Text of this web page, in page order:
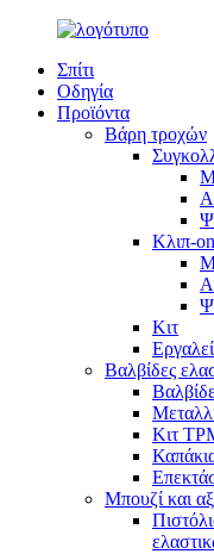
Σπίτι
Οδηγία
Προϊόντα
Βάρη τροχών
Κλιπ-on
Κιτ
Βαλβίδες
Κιτ
Μπουζί και